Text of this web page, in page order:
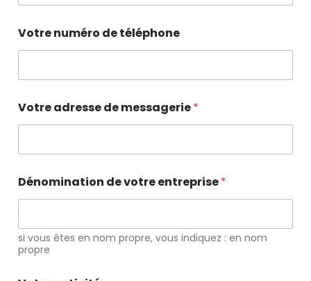
Votre numéro de téléphone
Votre adresse de messagerie*
Dénomination de votre entreprise*
si vous êtes en nom propre, vous indiquez : en nom
propre